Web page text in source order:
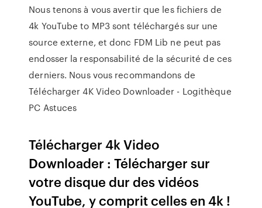
Nous tenons à vous avertir que les fichiers de
4k YouTube to MP3 sont téléchargés sur une
source externe, et donc FDM Lib ne peut pas
endosser la responsabilité de la sécurité de ces
derniers. Nous vous recommandons de
Télécharger 4K Video Downloader - Logithèque
PC Astuces
Télécharger 4k Video
Downloader : Télécharger sur
votre disque dur des vidéos
YouTube, y comprit celles en 4k !